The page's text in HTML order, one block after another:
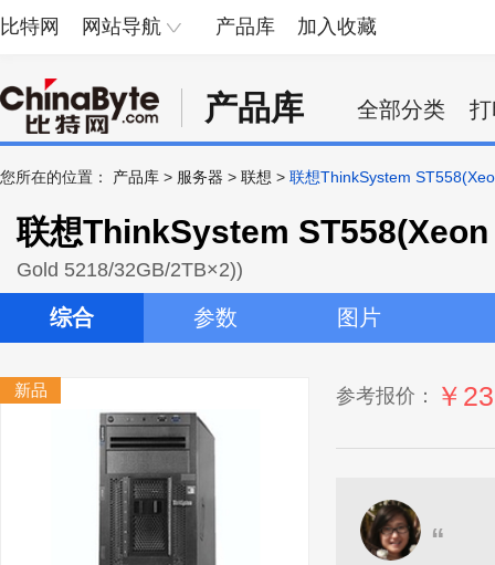
比特网 网站导航 产品库 加入收藏
产品库 全部分类
您所在的位置： 产品库 > 服务器 > 联想 > 联想ThinkSystem
联想ThinkSystem
Gold 5218/32GB/2TB×2))
综合 参数 图片
新品 参考报价： ￥
“